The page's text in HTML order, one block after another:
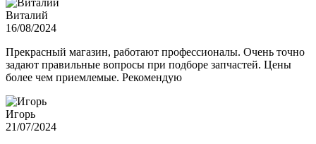
Виталий
16/08/2024
Прекрасный магазин, работают профессионалы. Очень точно
задают правильные вопросы при подборе запчастей. Цены
более чем приемлемые. Рекомендую
Игорь
21/07/2024